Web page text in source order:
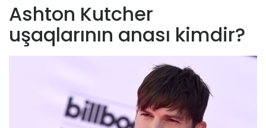
Ashton Kutcher
uşaqlarının anası kimdir?